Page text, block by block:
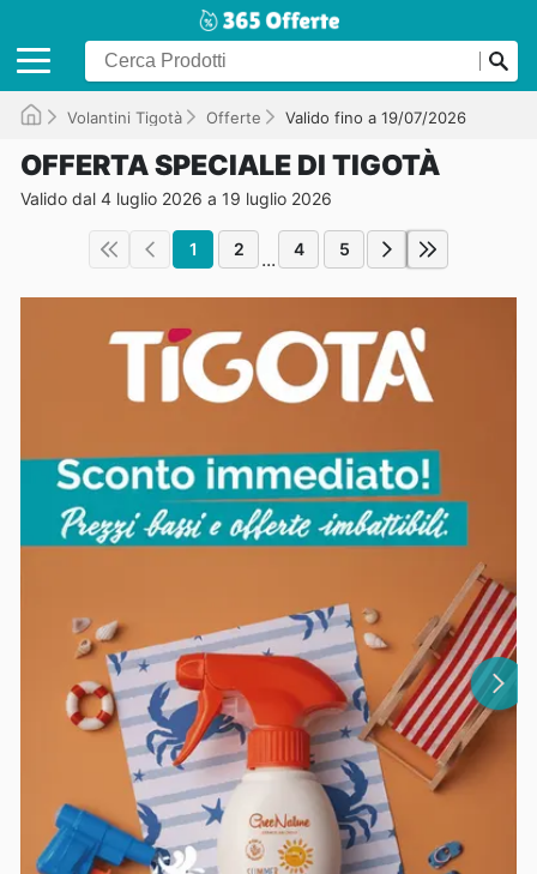
Volantini Tigotà Offerte Valido fino a 19/07/2026
OFFERTA SPECIALE DI TIGOTÀ
Valido dal 4 luglio 2026 a 19 luglio 2026
1 2 ... 4 5